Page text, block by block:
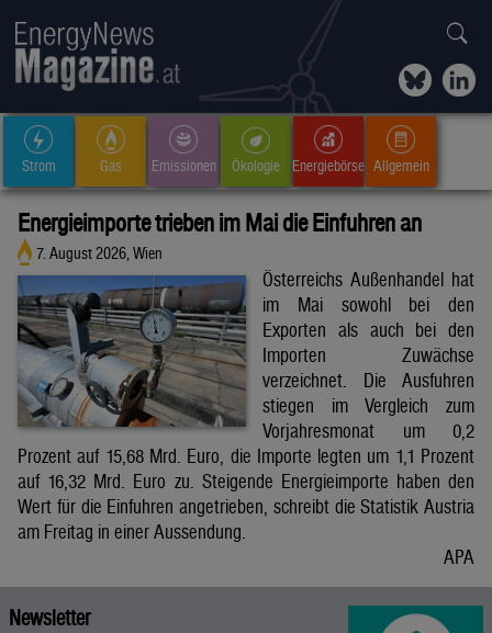
Strom Gas Emissionen Ökologie Energiebörse Allgemein
Energieimporte trieben im Mai die Einfuhren an
7. August 2026, Wien
Österreichs Außenhandel hat
im Mai sowohl bei den
Exporten als auch bei den
Importen Zuwächse
verzeichnet. Die Ausfuhren
stiegen im Vergleich zum
Vorjahresmonat um 0,2
Prozent auf 15,68 Mrd. Euro, die Importe legten um 1,1 Prozent
auf 16,32 Mrd. Euro zu. Steigende Energieimporte haben den
Wert für die Einfuhren angetrieben, schreibt die Statistik Austria
am Freitag in einer Aussendung.
APA
Newsletter